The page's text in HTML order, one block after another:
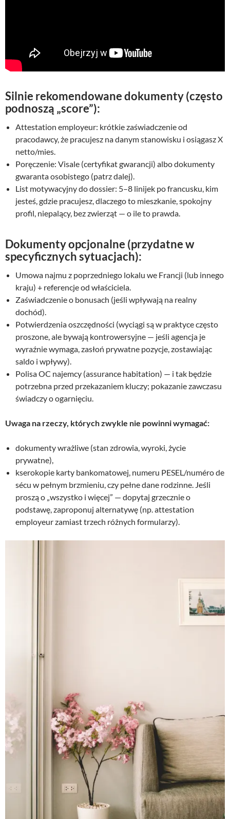
Silnie rekomendowane dokumenty (często
podnoszą „score”):
Attestation employeur: krótkie zaświadczenie od
pracodawcy, że pracujesz na danym stanowisku i osiągasz X
netto/mies.
Poręczenie: Visale (certyfikat gwarancji) albo dokumenty
gwaranta osobistego (patrz dalej).
List motywacyjny do dossier: 5–8 linijek po francusku, kim
jesteś, gdzie pracujesz, dlaczego to mieszkanie, spokojny
profil, niepalący, bez zwierząt — o ile to prawda.
Dokumenty opcjonalne (przydatne w
specyficznych sytuacjach):
Umowa najmu z poprzedniego lokalu we Francji (lub innego
kraju) + referencje od właściciela.
Zaświadczenie o bonusach (jeśli wpływają na realny
dochód).
Potwierdzenia oszczędności (wyciągi są w praktyce często
proszone, ale bywają kontrowersyjne — jeśli agencja je
wyraźnie wymaga, zasłoń prywatne pozycje, zostawiając
saldo i wpływy).
Polisa OC najemcy (assurance habitation) — i tak będzie
potrzebna przed przekazaniem kluczy; pokazanie zawczasu
świadczy o ogarnięciu.
Uwaga na rzeczy, których zwykle nie powinni wymagać:
dokumenty wrażliwe (stan zdrowia, wyroki, życie
prywatne),
kserokopie karty bankomatowej, numeru PESEL/numéro de
sécu w pełnym brzmieniu, czy pełne dane rodzinne. Jeśli
proszą o „wszystko i więcej” — dopytaj grzecznie o
podstawę, zaproponuj alternatywę (np. attestation
employeur zamiast trzech różnych formularzy).